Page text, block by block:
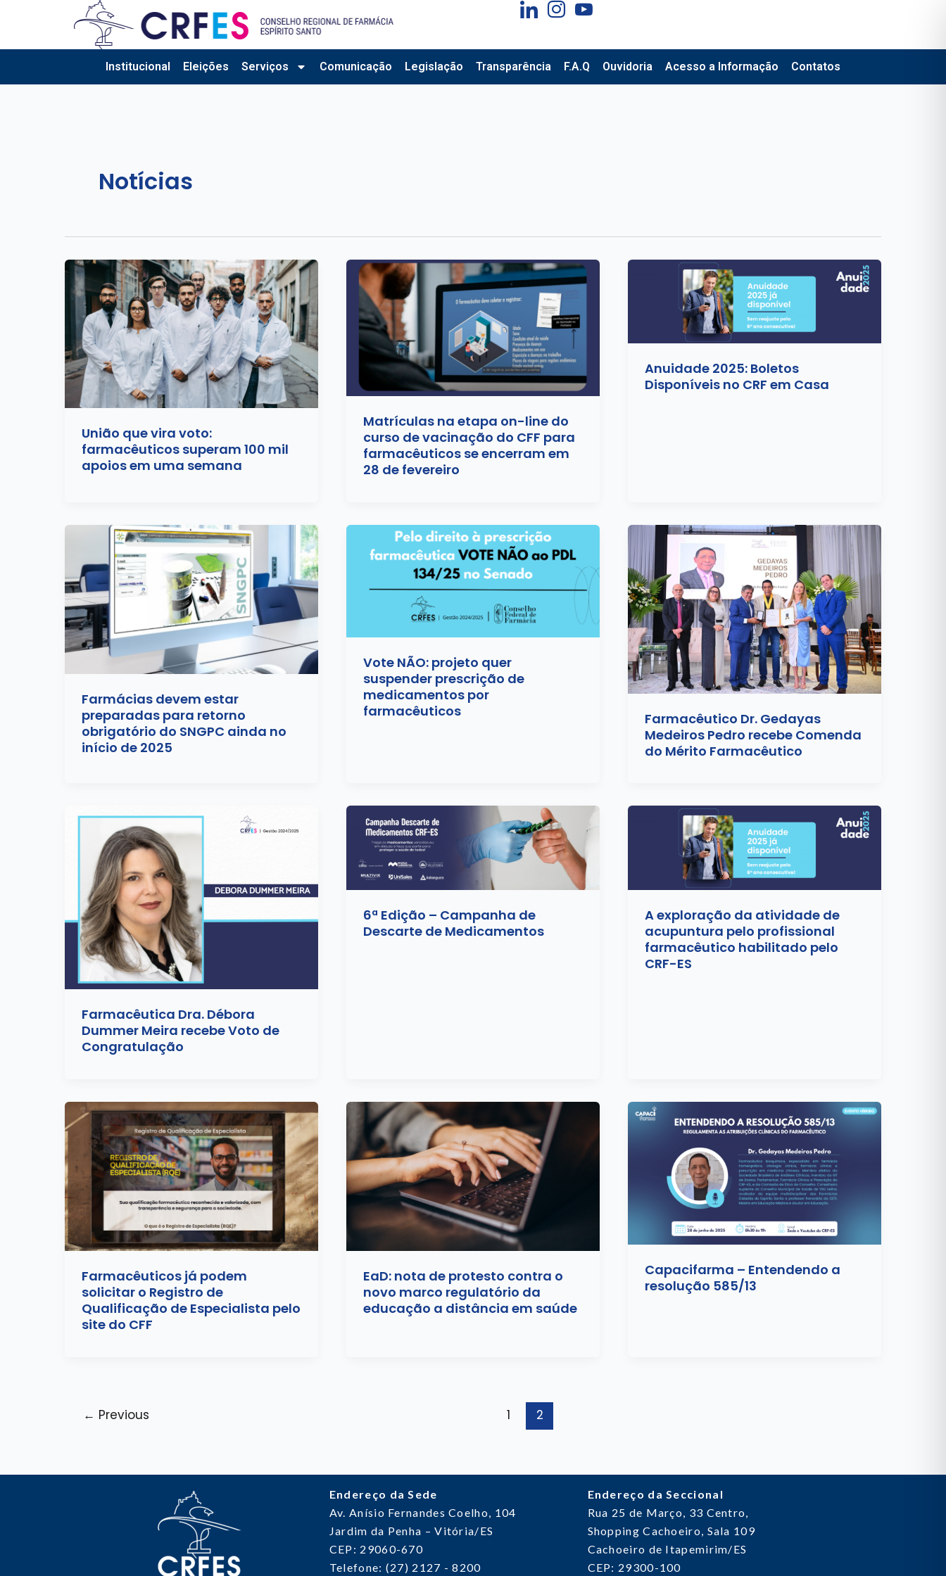
Institucional Eleições Serviços Comunicação Legislação Transparência F.A.Q Ouvidoria Acesso a Informação Contatos
Notícias
União que vira voto:
farmacêuticos superam 100 mil
apoios em uma semana
Matrículas na etapa on-line do
curso de vacinação do CFF para
farmacêuticos se encerram em
28 de fevereiro
Anuidade 2025: Boletos
Disponíveis no CRF em Casa
Farmácias devem estar
preparadas para retorno
obrigatório do SNGPC ainda no
início de 2025
Vote NÃO: projeto quer
suspender prescrição de
medicamentos por
farmacêuticos
Farmacêutico Dr. Gedayas
Medeiros Pedro recebe Comenda
do Mérito Farmacêutico
Farmacêutica Dra. Débora
Dummer Meira recebe Voto de
Congratulação
6ª Edição – Campanha de
Descarte de Medicamentos
A exploração da atividade de
acupuntura pelo profissional
farmacêutico habilitado pelo
CRF-ES
Farmacêuticos já podem
solicitar o Registro de
Qualificação de Especialista pelo
site do CFF
EaD: nota de protesto contra o
novo marco regulatório da
educação a distância em saúde
Capacifarma – Entendendo a
resolução 585/13
← Previous 1 2
Endereço da Sede
Av. Anísio Fernandes Coelho, 104
Jardim da Penha – Vitória/ES
CEP: 29060-670
Telefone: (27) 2127 - 8200
Endereço da Seccional
Rua 25 de Março, 33 Centro,
Shopping Cachoeiro, Sala 109
Cachoeiro de Itapemirim/ES
CEP: 29300-100